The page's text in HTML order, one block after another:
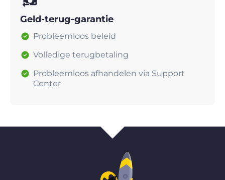
Geld-terug-garantie
Probleemloos beleid
Volledige terugbetaling
Probleemloos afhandelen via Support
Center